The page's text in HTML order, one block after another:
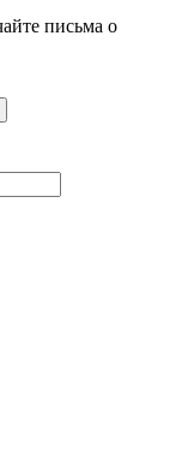
письма о